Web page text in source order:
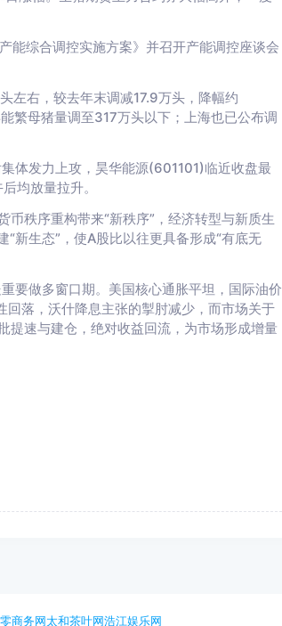
能综合调控实施方案》并召开产能调控座谈会
左右，较去年末调减17.9万头，降幅约
繁母猪量调至317万头以下；上海也已公布调
体发力上攻，昊华能源(601101)临近收盘最
均放量拉升。
秩序重构带来“新秩序”，经济转型与新质生
“新生态”，使A股比以往更具备形成“有底无
要做多窗口期。美国核心通胀平坦，国际油价
落，沃什降息主张的掣肘减少，而市场关于
提速与建仓，绝对收益回流，为市场形成增量
商务网太和茶叶网浩江娱乐网